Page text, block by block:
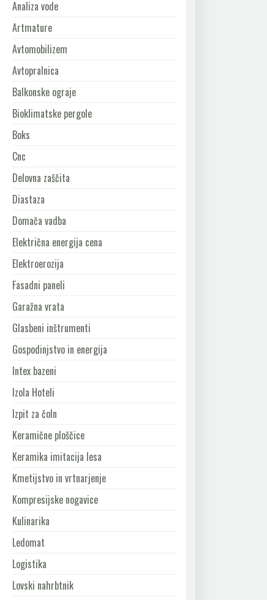
Analiza vode
Artmature
Avtomobilizem
Avtopralnica
Balkonske ograje
Bioklimatske pergole
Boks
Cnc
Delovna zaščita
Diastaza
Domača vadba
Električna energija cena
Elektroerozija
Fasadni paneli
Garažna vrata
Glasbeni inštrumenti
Gospodinjstvo in energija
Intex bazeni
Izola Hoteli
Izpit za čoln
Keramične ploščice
Keramika imitacija lesa
Kmetijstvo in vrtnarjenje
Kompresijske nogavice
Kulinarika
Ledomat
Logistika
Lovski nahrbtnik